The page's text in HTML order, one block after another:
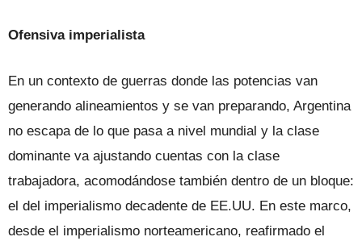
Ofensiva imperialista
En un contexto de guerras donde las potencias van
generando alineamientos y se van preparando, Argentina
no escapa de lo que pasa a nivel mundial y la clase
dominante va ajustando cuentas con la clase
trabajadora, acomodándose también dentro de un bloque:
el del imperialismo decadente de EE.UU. En este marco,
desde el imperialismo norteamericano, reafirmado el